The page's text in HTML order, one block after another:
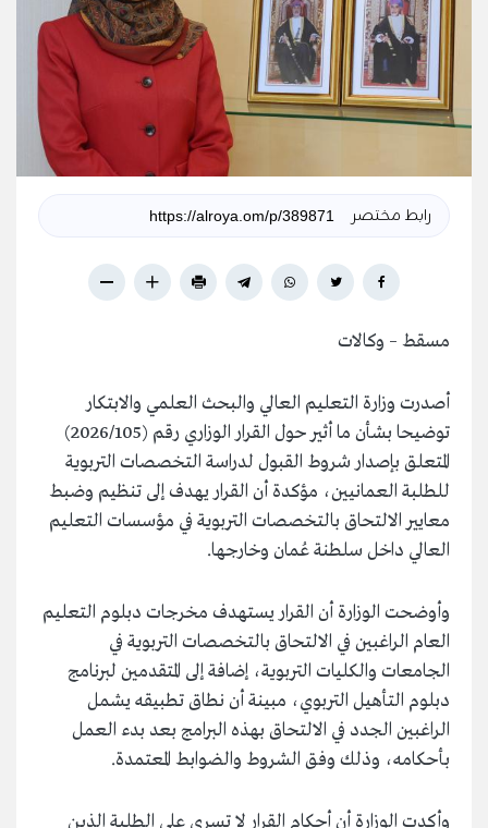
رابط مختصر
مسقط – وكالات
أصدرت وزارة التعليم العالي والبحث العلمي والابتكار
توضيحا بشأن ما أثير حول القرار الوزاري رقم (2026/105)
المتعلق بإصدار شروط القبول لدراسة التخصصات التربوية
للطلبة العمانيين، مؤكدة أن القرار يهدف إلى تنظيم وضبط
معايير الالتحاق بالتخصصات التربوية في مؤسسات التعليم
العالي داخل سلطنة عُمان وخارجها.
وأوضحت الوزارة أن القرار يستهدف مخرجات دبلوم التعليم
العام الراغبين في الالتحاق بالتخصصات التربوية في
الجامعات والكليات التربوية، إضافة إلى المتقدمين لبرنامج
دبلوم التأهيل التربوي، مبينة أن نطاق تطبيقه يشمل
الراغبين الجدد في الالتحاق بهذه البرامج بعد بدء العمل
بأحكامه، وذلك وفق الشروط والضوابط المعتمدة.
وأكدت الوزارة أن أحكام القرار لا تسري على الطلبة الذين